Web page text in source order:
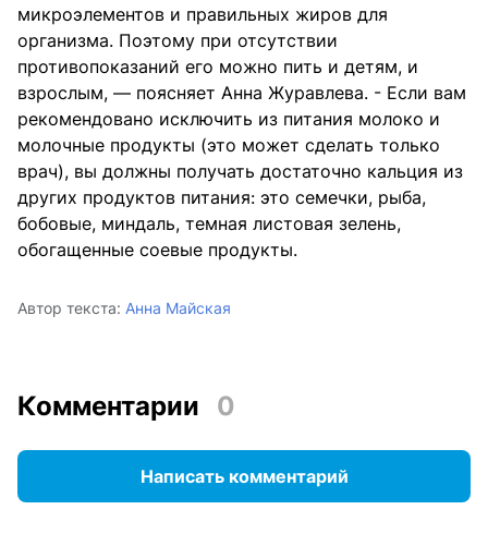
микроэлементов и правильных жиров для
организма. Поэтому при отсутствии
противопоказаний его можно пить и детям, и
взрослым, — поясняет Анна Журавлева. - Если вам
рекомендовано исключить из питания молоко и
молочные продукты (это может сделать только
врач), вы должны получать достаточно кальция из
других продуктов питания: это семечки, рыба,
бобовые, миндаль, темная листовая зелень,
обогащенные соевые продукты.
Автор текста: Анна Майская
Комментарии 0
Написать комментарий